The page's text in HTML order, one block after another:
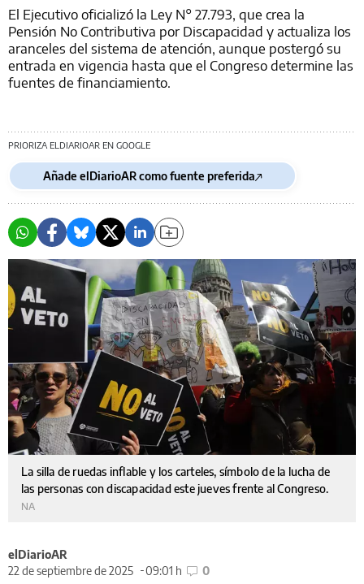
El Ejecutivo oficializó la Ley N° 27.793, que crea la
Pensión No Contributiva por Discapacidad y actualiza los
aranceles del sistema de atención, aunque postergó su
entrada en vigencia hasta que el Congreso determine las
fuentes de financiamiento.
PRIORIZA ELDIARIOAR EN GOOGLE
Añade elDiarioAR como fuente preferida
La silla de ruedas inflable y los carteles, símbolo de la lucha de
las personas con discapacidad este jueves frente al Congreso.
NA
elDiarioAR
22 de septiembre de 2025
09:01 h 0